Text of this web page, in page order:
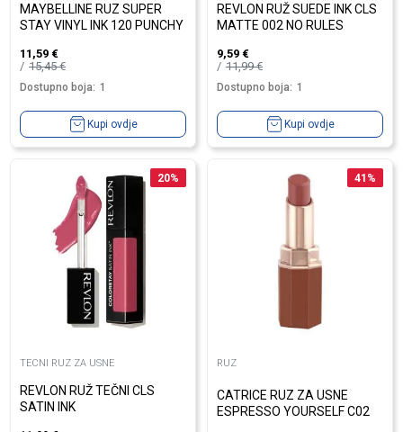
MAYBELLINE RUZ SUPER
STAY VINYL INK 120 PUNCHY
11,59 €
15,45€
Dostupno boja: 1
Kupi ovdje
REVLON RUŽ SUEDE INK CLS
MATTE 002 NO RULES
9,59 €
11,99€
Dostupno boja: 1
Kupi ovdje
20%
TECNI RUZ ZA USNE
REVLON RUŽ TEČNI CLS
SATIN INK
41 %
RUZ
CATRICE RUZ ZA USNE
ESPRESSO YOURSELF C02